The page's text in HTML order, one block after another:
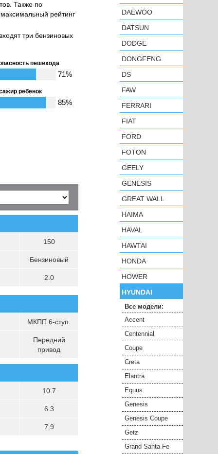
Также по
рейтинг
три бензиновых
пешехода
71%
ребенок
85%
150
Бензиновый
2.0
МКПП 6-ступ.
Передний
привод
10.7
6.3
7.9
DAEWOO
DATSUN
DODGE
DONGFENG
DS
FAW
FERRARI
FIAT
FORD
FOTON
GEELY
GENESIS
GREAT WALL
HAIMA
HAVAL
HAWTAI
HONDA
HOWER
HYUNDAI
Все модели:
Accent
Centennial
Coupe
Creta
Elantra
Equus
Genesis
Genesis Coupe
Getz
Grand Santa Fe